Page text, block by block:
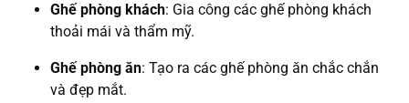
Ghế phòng khách: Gia công các ghế phòng khách
thoải mái và thẩm mỹ.
Ghế phòng ăn: Tạo ra các ghế phòng ăn chắc chắn
và đẹp mắt.